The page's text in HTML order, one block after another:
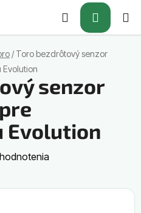
Hľadať
KOŠÍK
/ Toro bezdrôtový senzor
Evolution
senzor
Evolution